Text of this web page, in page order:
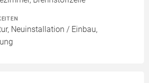
Neuinstallation / Einbau,